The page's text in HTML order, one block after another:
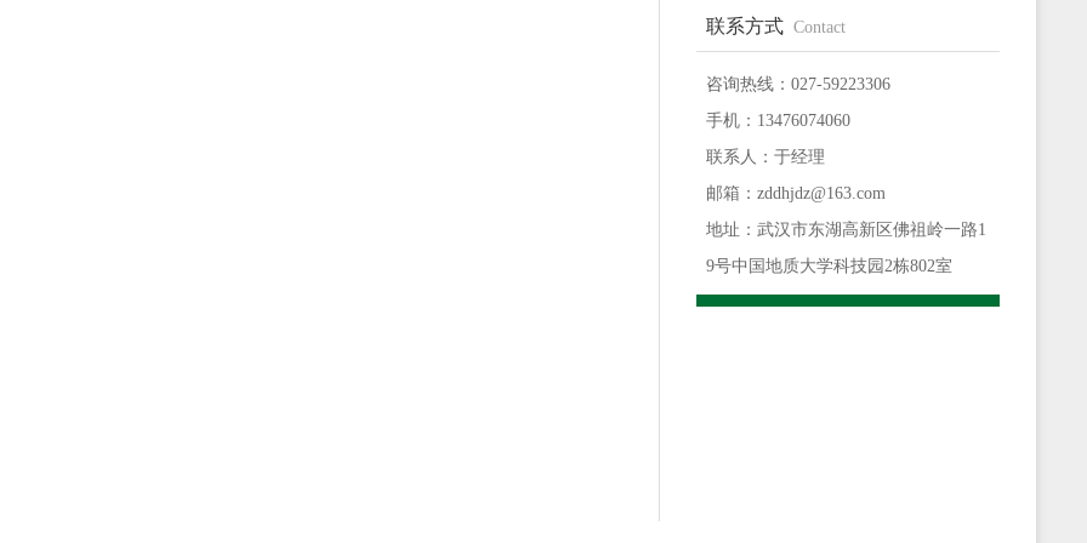
联系方式 Contact
咨询热线：027-59223306
手机：13476074060
联系人：于经理
邮箱：zddhjdz@163.com
地址：武汉市东湖高新区佛祖岭一路1
9号中国地质大学科技园2栋802室